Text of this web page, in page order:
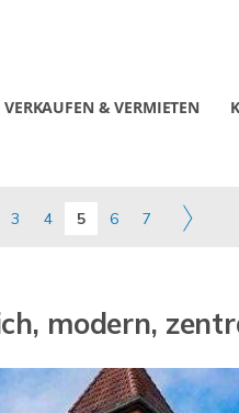
VERKAUFEN & VERMIETEN
3 4 5 6 7
modern,